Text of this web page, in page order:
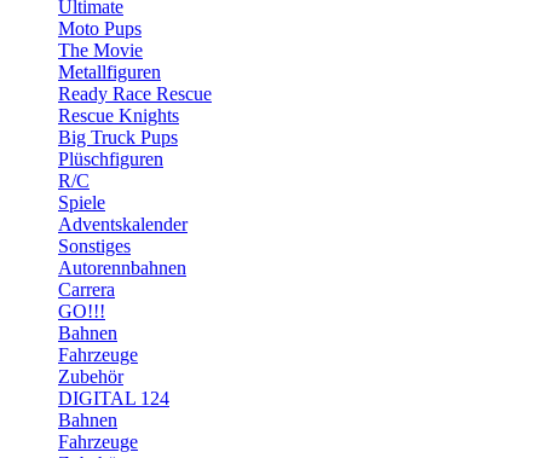
Ultimate
Moto Pups
The Movie
Metallfiguren
Ready Race Rescue
Rescue Knights
Big Truck Pups
Plüschfiguren
R/C
Spiele
Adventskalender
Sonstiges
Autorennbahnen
Carrera
GO!!!
Bahnen
Fahrzeuge
Zubehör
DIGITAL 124
Bahnen
Fahrzeuge